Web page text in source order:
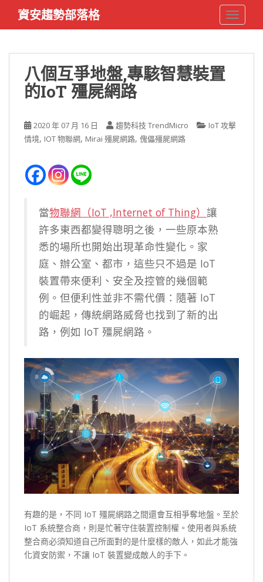
i
資安趨勢部落格
八個互爭地盤,專駭智慧裝置
的IoT 殭屍網路
2020 年 07 月 16 日 趨勢科技 TrendMicro
IoT 攻擊
情境, IOT 物聯網, Mirai 殭屍網路, 傀儡殭屍網路
當物聯網（IoT ,Internet of Thing） 讓
許多東西都變得聰明之後，一些原本熟
悉的場所也開始出現革命性變化。家
庭、辦公室、都市，這些只不過是 IoT
裝置帶來便利、安全及控管的幾個範
例。但便利性並非不需代價：隨著 IoT
的崛起，傳統網路威脅也找到了新的出
路，例如 IoT 殭屍網路。
有趣的是，不同 IoT 殭屍網路之間還會互相爭奪地盤。至於
IoT 系統整合商，則是忙著守住裝置控制權。使用者與系統
整合商必須知道自己所面對的是什麼樣的敵人，如此才能強
化資安防禦，不讓 IoT 裝置變成敵人的手下。